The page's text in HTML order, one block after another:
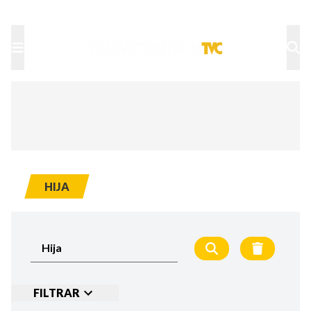
HIJA
FILTRAR